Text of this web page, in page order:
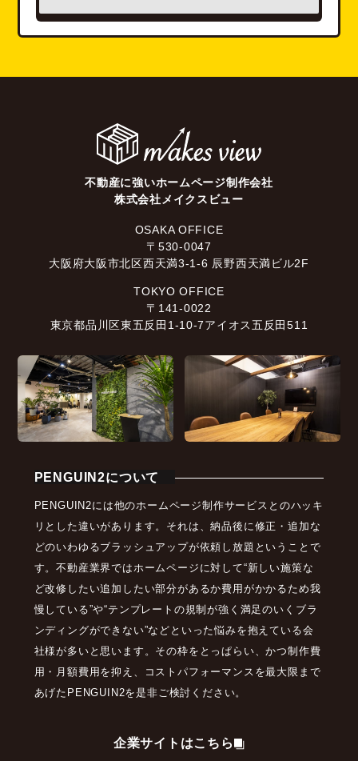
不動産に強いホームページ制作会社
株式会社メイクスビュー
OSAKA OFFICE
〒530-0047
大阪府大阪市北区西天満3-1-6 辰野西天満ビル2F
TOKYO OFFICE
〒141-0022
東京都品川区東五反田1-10-7アイオス五反田511
PENGUIN2について
PENGUIN2には他のホームページ制作サービスとのハッキ
リとした違いがあります。それは、納品後に修正・追加な
どのいわゆるブラッシュアップが依頼し放題ということで
す。不動産業界ではホームページに対して“新しい施策な
ど改修したい追加したい部分があるか費用がかかるため我
慢している”や“テンプレートの規制が強く満足のいくブラ
ンディングができない”などといった悩みを抱えている会
社様が多いと思います。その枠をとっぱらい、かつ制作費
用・月額費用を抑え、コストパフォーマンスを最大限まで
あげたPENGUIN2を是非ご検討ください。
企業サイトはこちら